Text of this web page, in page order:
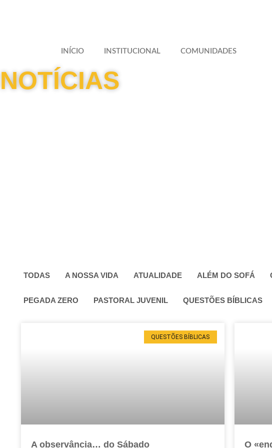
INÍCIO INSTITUCIONAL COMUNIDADES
NOTÍCIAS
TODAS A NOSSA VIDA ATUALIDADE ALÉM DO SOFÁ
PEGADA ZERO PASTORAL JUVENIL QUESTÕES BÍBLICAS
QUESTÕES BÍBLICAS
A observância… do Sábado O